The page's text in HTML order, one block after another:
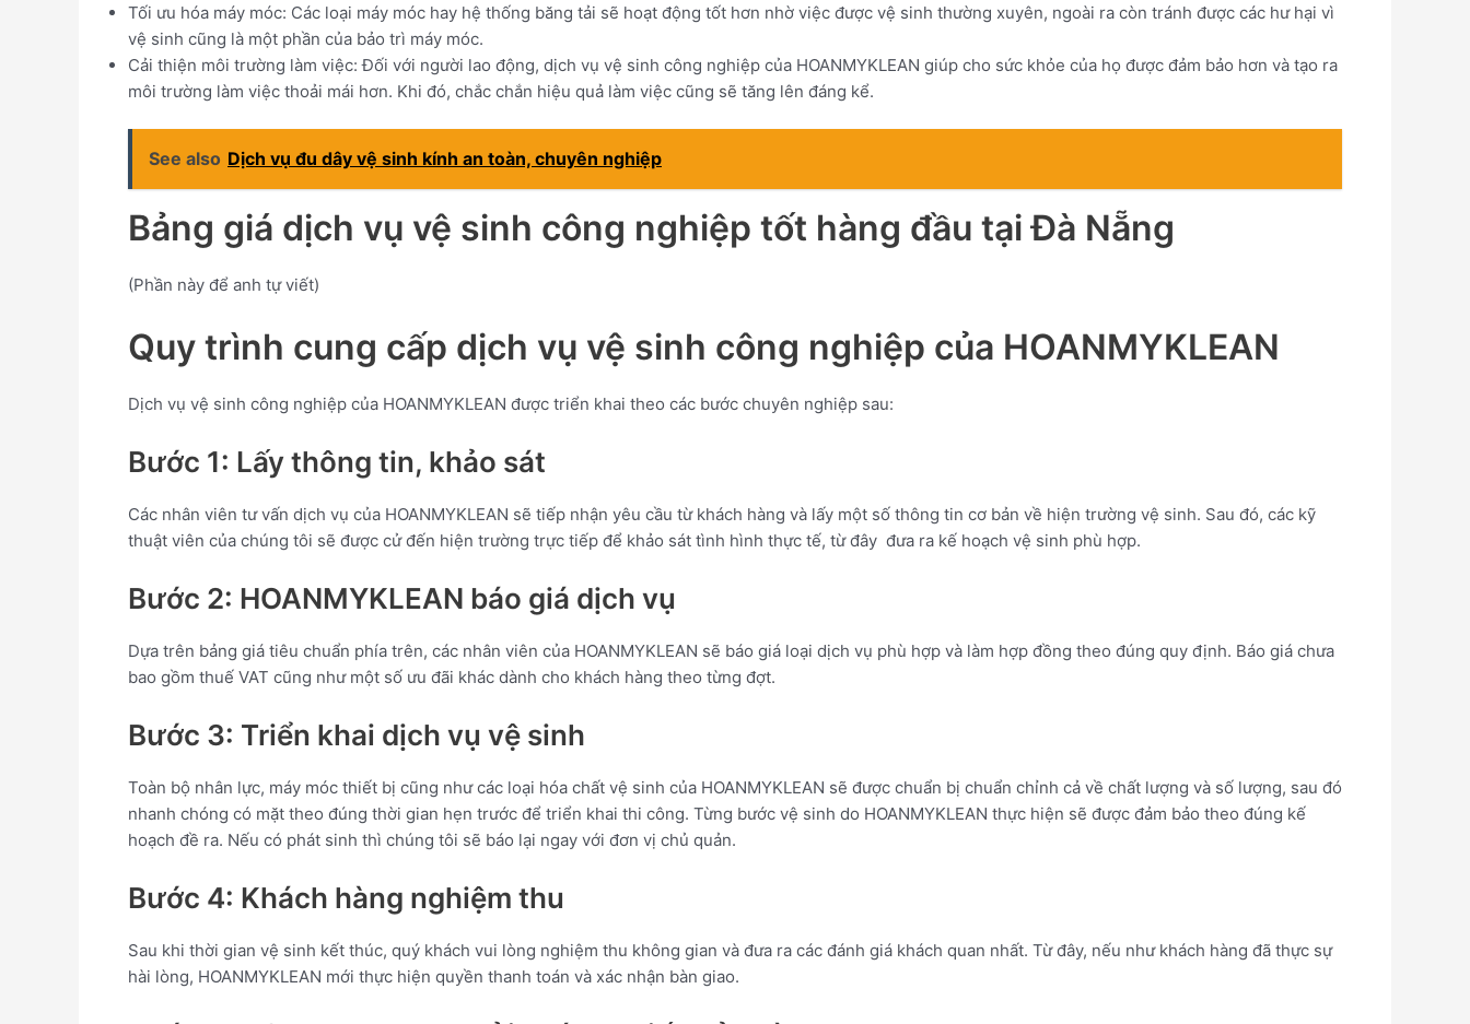
Tối ưu hóa máy móc: Các loại máy móc hay hệ thống băng tải sẽ hoạt động tốt hơn nhờ việc được vệ sinh thường xuyên, ngoài ra còn tránh được các hư hại vì
vệ sinh cũng là một phần của bảo trì máy móc.
Cải thiện môi trường làm việc: Đối với người lao động, dịch vụ vệ sinh công nghiệp của HOANMYKLEAN giúp cho sức khỏe của họ được đảm bảo hơn và tạo ra
môi trường làm việc thoải mái hơn. Khi đó, chắc chắn hiệu quả làm việc cũng sẽ tăng lên đáng kể.
See also Dịch vụ đu dây vệ sinh kính an toàn, chuyên nghiệp
Bảng giá dịch vụ vệ sinh công nghiệp tốt hàng đầu tại Đà Nẵng
(Phần này để anh tự viết)
Quy trình cung cấp dịch vụ vệ sinh công nghiệp của HOANMYKLEAN
Dịch vụ vệ sinh công nghiệp của HOANMYKLEAN được triển khai theo các bước chuyên nghiệp sau:
Bước 1: Lấy thông tin, khảo sát
Các nhân viên tư vấn dịch vụ của HOANMYKLEAN sẽ tiếp nhận yêu cầu từ khách hàng và lấy một số thông tin cơ bản về hiện trường vệ sinh. Sau đó, các kỹ
thuật viên của chúng tôi sẽ được cử đến hiện trường trực tiếp để khảo sát tình hình thực tế, từ đây đưa ra kế hoạch vệ sinh phù hợp.
Bước 2: HOANMYKLEAN báo giá dịch vụ
Dựa trên bảng giá tiêu chuẩn phía trên, các nhân viên của HOANMYKLEAN sẽ báo giá loại dịch vụ phù hợp và làm hợp đồng theo đúng quy định. Báo giá chưa
bao gồm thuế VAT cũng như một số ưu đãi khác dành cho khách hàng theo từng đợt.
Bước 3: Triển khai dịch vụ vệ sinh
Toàn bộ nhân lực, máy móc thiết bị cũng như các loại hóa chất vệ sinh của HOANMYKLEAN sẽ được chuẩn bị chuẩn chỉnh cả về chất lượng và số lượng, sau đó
nhanh chóng có mặt theo đúng thời gian hẹn trước để triển khai thi công. Từng bước vệ sinh do HOANMYKLEAN thực hiện sẽ được đảm bảo theo đúng kế
hoạch đề ra. Nếu có phát sinh thì chúng tôi sẽ báo lại ngay với đơn vị chủ quản.
Bước 4: Khách hàng nghiệm thu
Sau khi thời gian vệ sinh kết thúc, quý khách vui lòng nghiệm thu không gian và đưa ra các đánh giá khách quan nhất. Từ đây, nếu như khách hàng đã thực sự
hài lòng, HOANMYKLEAN mới thực hiện quyền thanh toán và xác nhận bàn giao.